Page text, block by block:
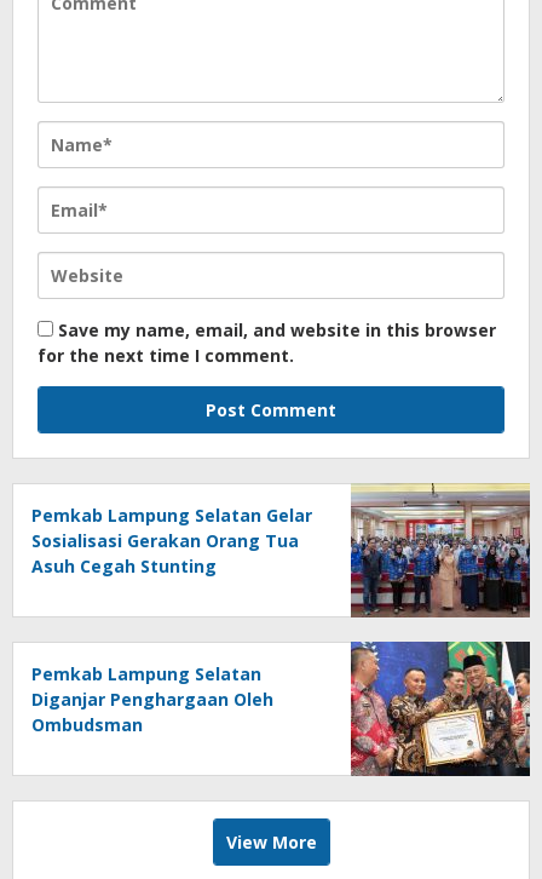
Save my name, email, and website in this browser
for the next time I comment.
Pemkab Lampung Selatan Gelar
Sosialisasi Gerakan Orang Tua
Asuh Cegah Stunting
Pemkab Lampung Selatan
Diganjar Penghargaan Oleh
Ombudsman
View More